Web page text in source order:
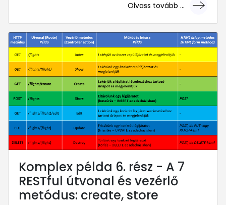
Olvass tovább ...
... mert megéri!
Komplex példa 6. rész - A 7
RESTful útvonal és vezérlő
metódus: create, store